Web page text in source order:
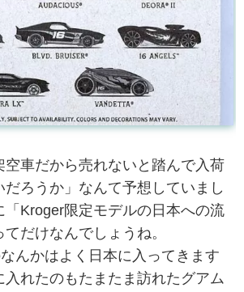
空車だから売れないと踏んで入荷
だろうか」なんて予想していまし
「Kroger限定モデルの日本への流
だけなんでしょうね。
んかはよく日本に入ってきます
入れたのもたまたま訪れたグアム